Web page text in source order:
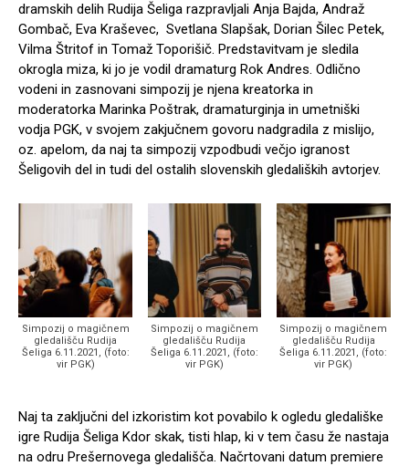
dramskih delih Rudija Šeliga razpravljali Anja Bajda, Andraž
Gombač, Eva Kraševec, Svetlana Slapšak, Dorian Šilec Petek,
Vilma Štritof in Tomaž Toporišič. Predstavitvam je sledila
okrogla miza, ki jo je vodil dramaturg Rok Andres. Odlično
vodeni in zasnovani simpozij je njena kreatorka in
moderatorka Marinka Poštrak, dramaturginja in umetniški
vodja PGK, v svojem zakjučnem govoru nadgradila z mislijo,
oz. apelom, da naj ta simpozij vzpodbudi večjo igranost
Šeligovih del in tudi del ostalih slovenskih gledaliških avtorjev.
Simpozij o magičnem
gledališču Rudija
Šeliga 6.11.2021, (foto:
vir PGK)
Simpozij o magičnem
gledališču Rudija
Šeliga 6.11.2021, (foto:
vir PGK)
Simpozij o magičnem
gledališču Rudija
Šeliga 6.11.2021, (foto:
vir PGK)
Naj ta zaključni del izkoristim kot povabilo k ogledu gledališke
igre Rudija Šeliga Kdor skak, tisti hlap, ki v tem času že nastaja
na odru Prešernovega gledališča. Načrtovani datum premiere